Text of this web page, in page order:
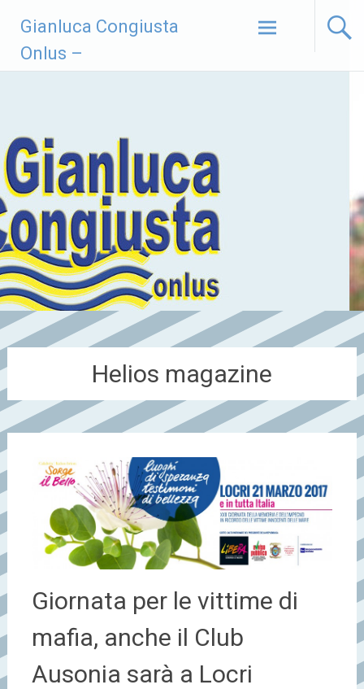
contenuto
Gianluca Congiusta
Onlus –
Helios magazine
Giornata per le vittime di
mafia, anche il Club
Ausonia sarà a Locri